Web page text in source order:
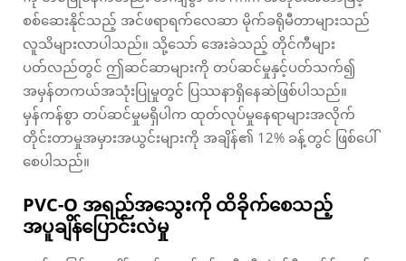
စစ်ဆေးနိုင်သည့် အင်ဖရာရက်လေဆာ မိုက်ခရိုမီတာများသည်
လူသိများလာပါသည်။ သို့သော် အေးခဲသည့် တိုင်ကီများ
ပတ်လည်တွင် ဤဆင်ဆာများကို တပ်ဆင်မှုနှင့်ပတ်သက်၍
အမှန်တကယ်အသုံးပြုမှုတွင် ပြဿနာရှိနေဆဲဖြစ်ပါသည်။
မှန်ကန်စွာ တပ်ဆင်မှုမရှိပါက ထုတ်လုပ်မှုနေရာများအလိုက်
တိုင်းတာမှုအမှားအယွင်းများကို အချိန်၏ 12% ခန့်တွင် ဖြစ်ပေါ်
စေပါသည်။
PVC-O အရည်အသွေးကို ထိခိုက်စေသည့်
အပူချိန်ပြောင်းလဲမှု